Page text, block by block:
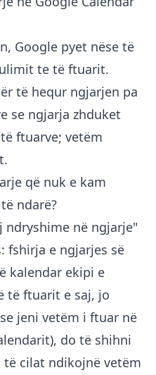
Google pyet nëse të
te të ftuarit.
të hequr ngjarjen pa
se ngjarja zhduket
ftuarve; vetëm
që nuk e kam
ndarë?
ndryshime në ngjarje"
fshirja e ngjarjes së
kalendar ekipi e
të ftuarit e saj, jo
jeni vetëm i ftuar në
do të shihni
të cilat ndikojnë vetëm